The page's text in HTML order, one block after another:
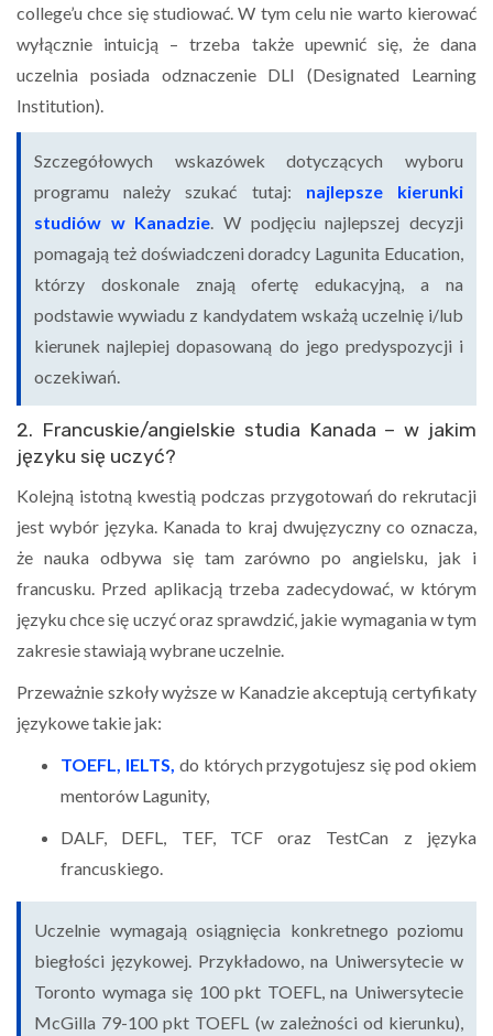
college’u chce się studiować. W tym celu nie warto kierować
wyłącznie intuicją – trzeba także upewnić się, że dana
uczelnia posiada odznaczenie DLI (Designated Learning
Institution).
Szczegółowych wskazówek dotyczących wyboru
programu należy szukać tutaj: najlepsze kierunki
studiów w Kanadzie . W podjęciu najlepszej decyzji
pomagają też doświadczeni doradcy Lagunita Education,
którzy doskonale znają ofertę edukacyjną, a na
podstawie wywiadu z kandydatem wskażą uczelnię i/lub
kierunek najlepiej dopasowaną do jego predyspozycji i
oczekiwań.
2. Francuskie/angielskie studia Kanada – w jakim
języku się uczyć?
Kolejną istotną kwestią podczas przygotowań do rekrutacji
jest wybór języka. Kanada to kraj dwujęzyczny co oznacza,
że nauka odbywa się tam zarówno po angielsku, jak i
francusku. Przed aplikacją trzeba zadecydować, w którym
języku chce się uczyć oraz sprawdzić, jakie wymagania w tym
zakresie stawiają wybrane uczelnie.
Przeważnie szkoły wyższe w Kanadzie akceptują certyfikaty
językowe takie jak:
TOEFL, IELTS, do których przygotujesz się pod okiem
mentorów Lagunity,
DALF, DEFL, TEF, TCF oraz TestCan z języka
francuskiego.
Uczelnie wymagają osiągnięcia konkretnego poziomu
biegłości językowej. Przykładowo, na Uniwersytecie w
Toronto wymaga się 100 pkt TOEFL, na Uniwersytecie
McGilla 79-100 pkt TOEFL (w zależności od kierunku),